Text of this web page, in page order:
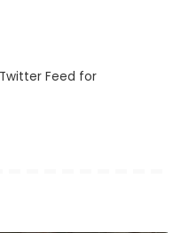
Feed for